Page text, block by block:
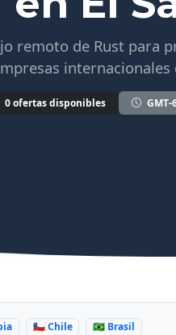
remoto de Rust para
0 ofertas disponibles GMT-
🇨🇱 Chile 🇧🇷 Brasil